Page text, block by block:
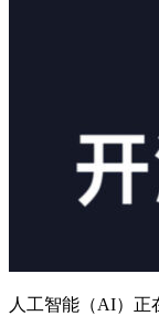
人工智能（AI）正